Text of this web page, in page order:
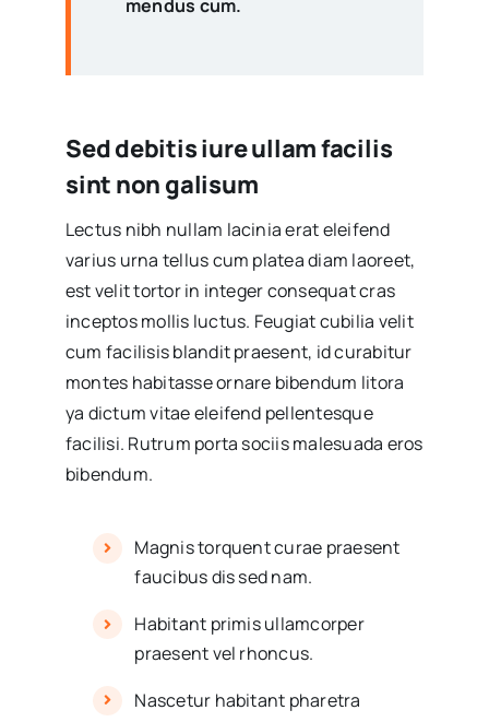
mendus cum.
Sed debitis iure ullam facilis
sint non galisum
Lectus nibh nullam lacinia erat eleifend
varius urna tellus cum platea diam laoreet,
est velit tortor in integer consequat cras
inceptos mollis luctus. Feugiat cubilia velit
cum facilisis blandit praesent, id curabitur
montes habitasse ornare bibendum litora
ya dictum vitae eleifend pellentesque
facilisi. Rutrum porta sociis malesuada eros
bibendum.
Magnis torquent curae praesent
faucibus dis sed nam.
Habitant primis ullamcorper
praesent vel rhoncus.
Nascetur habitant pharetra